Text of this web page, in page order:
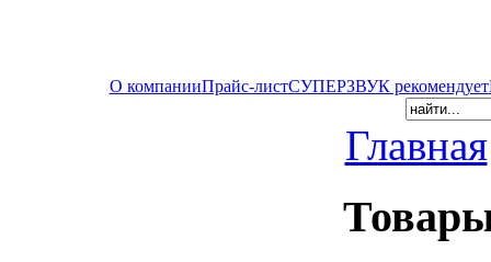
О компанииПрайс-листСУПЕРЗВУК рекомендует
Главная